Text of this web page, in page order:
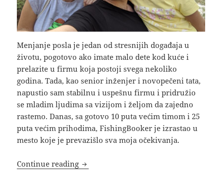
Menjanje posla je jedan od stresnijih događaja u
životu, pogotovo ako imate malo dete kod kuće i
prelazite u firmu koja postoji svega nekoliko
godina. Tada, kao senior inženjer i novopečeni tata,
napustio sam stabilnu i uspešnu firmu i pridružio
se mladim ljudima sa vizijom i željom da zajedno
rastemo. Danas, sa gotovo 10 puta većim timom i 25
puta većim prihodima, FishingBooker je izrastao u
mesto koje je prevazišlo sva moja očekivanja.
Continue reading Čedo, porodični čovek i Lead